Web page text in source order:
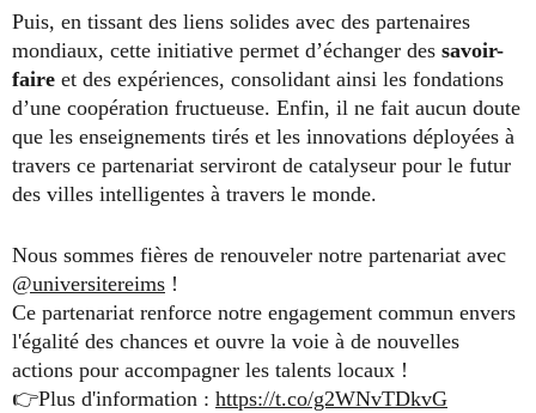
Puis, en tissant des liens solides avec des partenaires
mondiaux, cette initiative permet d’échanger des savoir-
faire et des expériences, consolidant ainsi les fondations
d’une coopération fructueuse. Enfin, il ne fait aucun doute
que les enseignements tirés et les innovations déployées à
travers ce partenariat serviront de catalyseur pour le futur
des villes intelligentes à travers le monde.
Nous sommes fières de renouveler notre partenariat avec
@universitereims !
Ce partenariat renforce notre engagement commun envers
l'égalité des chances et ouvre la voie à de nouvelles
actions pour accompagner les talents locaux !
👉Plus d'information : https://t.co/g2WNvTDkvG